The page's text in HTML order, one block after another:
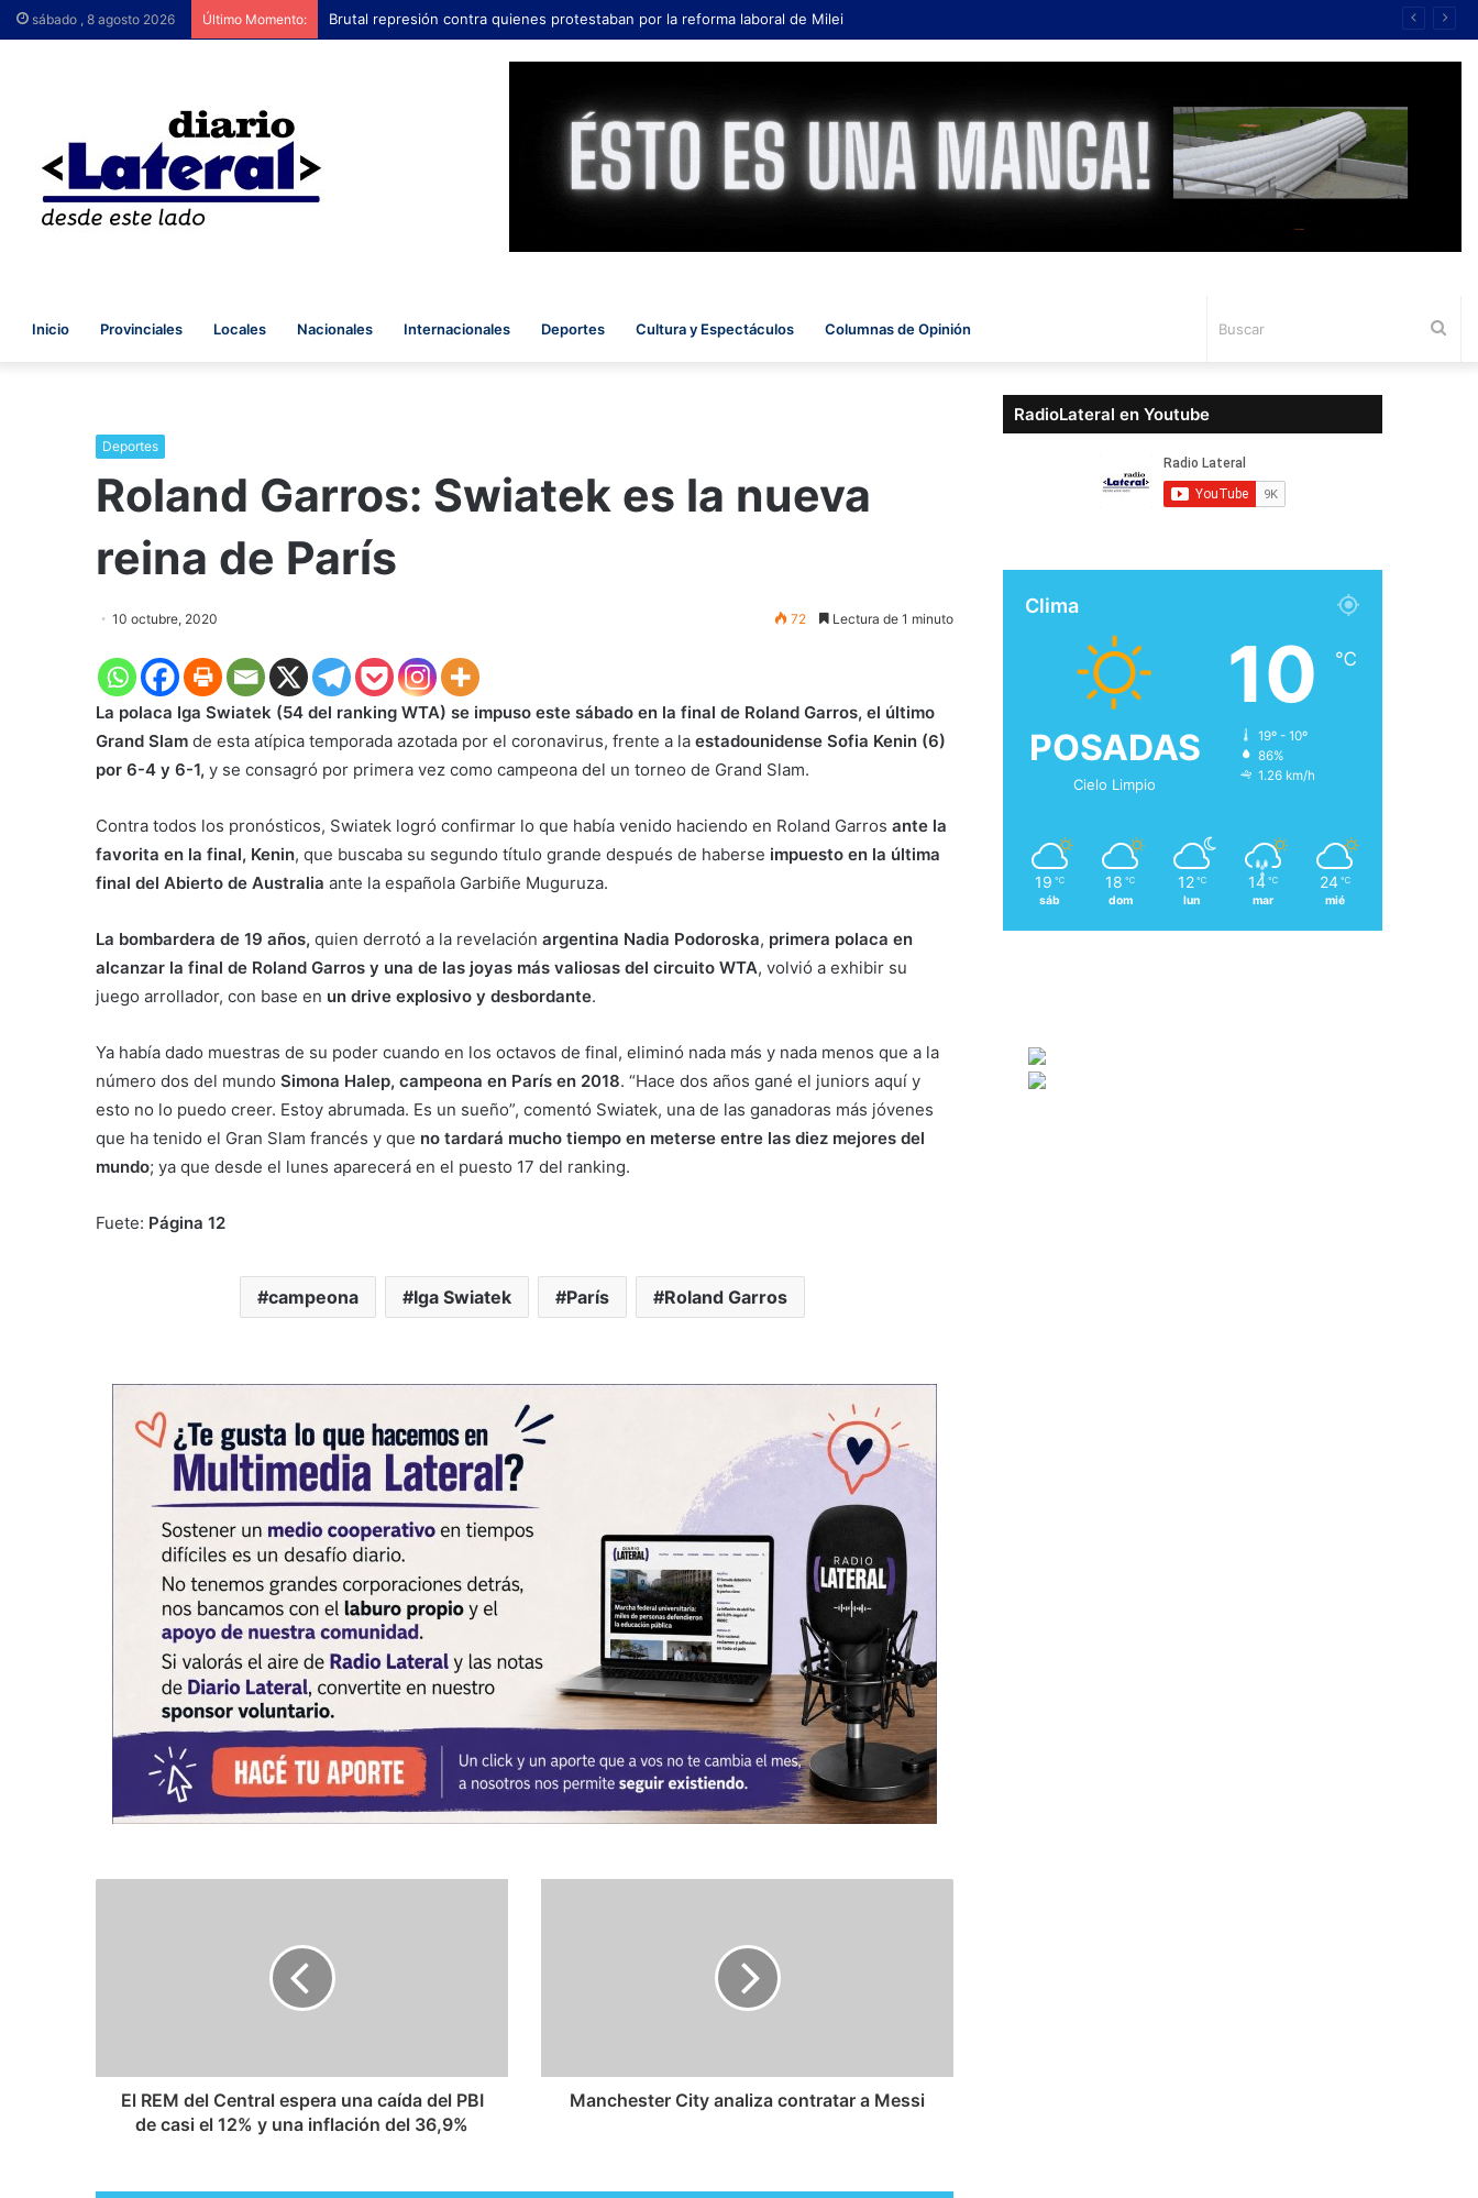
sábado , 8 agosto 2026 Último Momento: Brutal represión contra quienes protestaban por la reforma laboral de Milei
Inicio Provinciales Locales Nacionales Internacionales Deportes Cultura y Espectáculos Columnas de Opinión
Deportes
Roland Garros: Swiatek es la nueva
reina de París
10 octubre, 2020 72 Lectura de 1 minuto
La polaca Iga Swiatek (54 del ranking WTA) se impuso este sábado en la final de Roland Garros, el último
Grand Slam de esta atípica temporada azotada por el coronavirus, frente a la estadounidense Sofia Kenin (6)
por 6-4 y 6-1, y se consagró por primera vez como campeona del un torneo de Grand Slam.
Contra todos los pronósticos, Swiatek logró confirmar lo que había venido haciendo en Roland Garros ante la
favorita en la final, Kenin, que buscaba su segundo título grande después de haberse impuesto en la última
final del Abierto de Australia ante la española Garbiñe Muguruza.
La bombardera de 19 años, quien derrotó a la revelación argentina Nadia Podoroska, primera polaca en
alcanzar la final de Roland Garros y una de las joyas más valiosas del circuito WTA, volvió a exhibir su
juego arrollador, con base en un drive explosivo y desbordante.
Ya había dado muestras de su poder cuando en los octavos de final, eliminó nada más y nada menos que a la
número dos del mundo Simona Halep, campeona en París en 2018. “Hace dos años gané el juniors aquí y
esto no lo puedo creer. Estoy abrumada. Es un sueño”, comentó Swiatek, una de las ganadoras más jóvenes
que ha tenido el Gran Slam francés y que no tardará mucho tiempo en meterse entre las diez mejores del
mundo; ya que desde el lunes aparecerá en el puesto 17 del ranking.
Fuete: Página 12
campeona Iga Swiatek París Roland Garros
El REM del Central espera una caída del PBI
de casi el 12% y una inflación del 36,9%
Manchester City analiza contratar a Messi
RadioLateral en Youtube
Clima
POSADAS
Cielo Limpio
10 ℃
19º - 10º
86%
1.26 km/h
19 ℃
sáb
18 ℃
dom
12 ℃
lun
14 ℃
mar
24 ℃
mié